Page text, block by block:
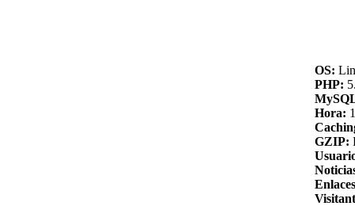
OS:
PHP:
Hora:
GZIP: